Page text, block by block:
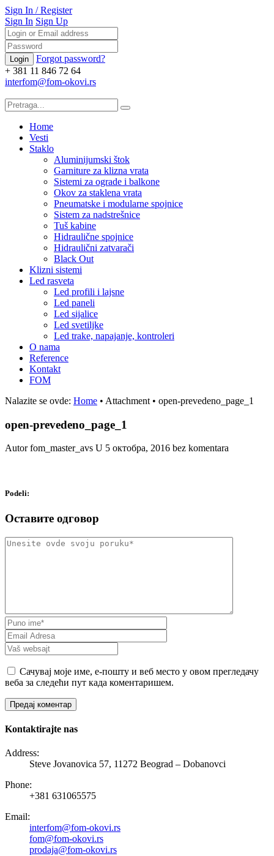
Sign In / Register
Sign In Sign Up
Forgot password?
+ 381 11 846 72 64
interfom@fom-okovi.rs
Home
Vesti
Staklo
Aluminijumski štok
Garniture za klizna vrata
Sistemi za ograde i balkone
Okov za staklena vrata
Pneumatske i modularne spojnice
Sistem za nadstrešnice
Tuš kabine
Hidraulične spojnice
Hidraulični zatvarači
Black Out
Klizni sistemi
Led rasveta
Led profili i lajsne
Led paneli
Led sijalice
Led svetiljke
Led trake, napajanje, kontroleri
O nama
Reference
Kontakt
FOM
Nalazite se ovde: Home • Attachment • open-prevedeno_page_1
open-prevedeno_page_1
Autor fom_master_avs U 5 октобра, 2016 bez komentara
Podeli:
Оставите одговор
Сачувај моје име, е-пошту и веб место у овом прегледачу
веба за следећи пут када коментаришем.
Kontaktirajte nas
Address:
Steve Jovanovica 57, 11272 Beograd – Dobanovci
Phone:
+381 631065575
Email:
interfom@fom-okovi.rs
fom@fom-okovi.rs
prodaja@fom-okovi.rs